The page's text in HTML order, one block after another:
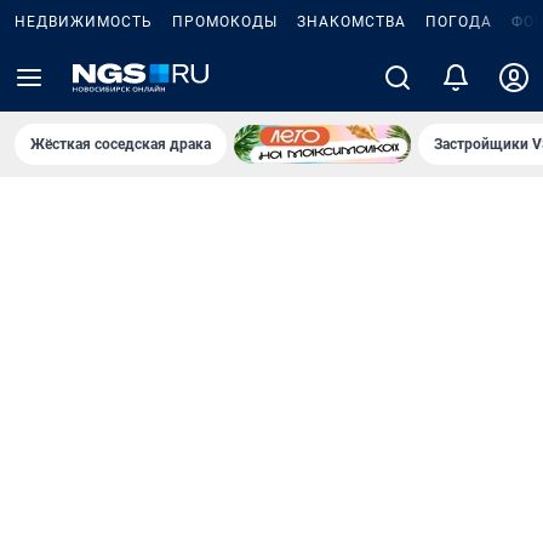
НЕДВИЖИМОСТЬ ПРОМОКОДЫ ЗНАКОМСТВА ПОГОДА
Жёсткая соседская драка Застройщики